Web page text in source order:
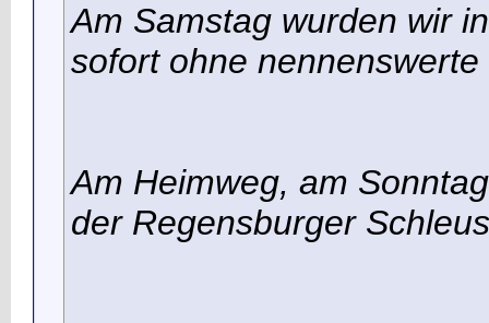
Am Samstag wurden wir
sofort ohne
Am Heimweg, am
der Regensburger